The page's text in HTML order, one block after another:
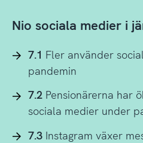
Nio sociala medier i
7.1 Fler använder
pandemin
7.2Pensionärerna har
sociala medier under
7.3Instagram växer